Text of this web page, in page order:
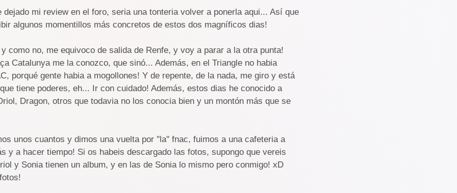
dejado mi review en el foro, seria una tonteria volver a ponerla aqui... Así que
algunos momentillos más concretos de estos dos magníficos dias!
como no, me equivoco de salida de Renfe, y voy a parar a la otra punta!
Catalunya me la conozco, que sinó... Además, en el Triangle no habia
porqué gente habia a mogollones! Y de repente, de la nada, me giro y está
tiene poderes, eh... Ir con cuidado! Además, estos dias he conocido a
Dragon, otros que todavia no los conocia bien y un montón más que se
unos cuantos y dimos una vuelta por ''la'' fnac, fuimos a una cafeteria a
y a hacer tiempo! Si os habeis descargado las fotos, supongo que vereis
y Sonia tienen un album, y en las de Sonia lo mismo pero conmigo! xD